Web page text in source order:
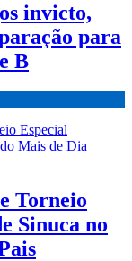
invicto,
para
B
Torneio
Sinuca no